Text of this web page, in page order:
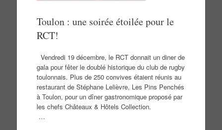
Toulon : une soirée étoilée pour le
RCT!
Vendredi 19 décembre, le RCT donnait un diner de
gala pour fêter le doublé historique du club de rugby
toulonnais. Plus de 250 convives étaient réunis au
restaurant de Stéphane Lelièvre, Les Pins Penchés
à Toulon, pour un dîner gastronomique proposé par
les chefs Châteaux & Hôtels Collection.
…